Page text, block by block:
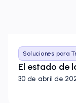
Soluciones para
El estado de
30 de abril de